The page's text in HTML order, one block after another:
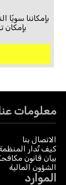
بإمكاننا
بإمكان
معلومات
الاتصال بنا
كيف تُدار
بيان قانون
الشؤون المالية
الموارد